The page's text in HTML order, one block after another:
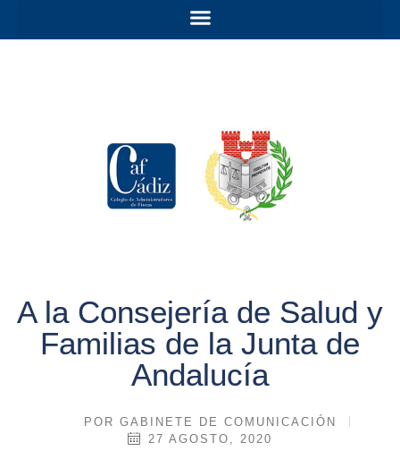
A la Consejería de Salud y
Familias de la Junta de
Andalucía
POR GABINETE DE COMUNICACIÓN
27 AGOSTO, 2020